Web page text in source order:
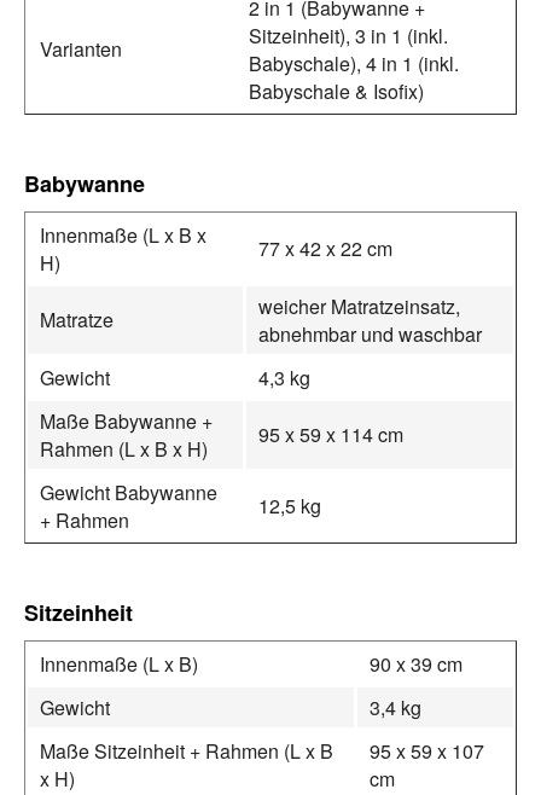
Varianten
2 in 1 (Babywanne +
Sitzeinheit), 3 in 1 (inkl.
Babyschale), 4 in 1 (inkl.
Babyschale & Isofix)
Babywanne
Innenmaße (L x B x
H)
77 x 42 x 22 cm
Matratze
weicher Matratzeinsatz,
abnehmbar und waschbar
Gewicht
4,3 kg
Maße Babywanne +
Rahmen (L x B x H)
95 x 59 x 114 cm
Gewicht Babywanne
+ Rahmen
12,5 kg
Sitzeinheit
Innenmaße (L x B)
90 x 39 cm
Gewicht
3,4 kg
Maße Sitzeinheit + Rahmen (L x B
x H)
95 x 59 x 107
cm